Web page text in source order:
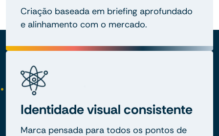
Criação baseada em briefing aprofundado
e alinhamento com o mercado.
Identidade visual consistente
Marca pensada para todos os pontos de